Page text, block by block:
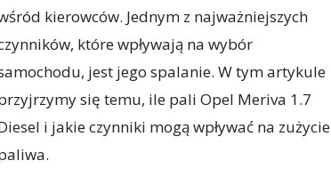
kierowców. Jednym z najważniejszych
które wpływają na wybór
jest jego spalanie. W tym artykule
się temu, ile pali Opel Meriva 1.7
i jakie czynniki mogą wpływać na zużycie